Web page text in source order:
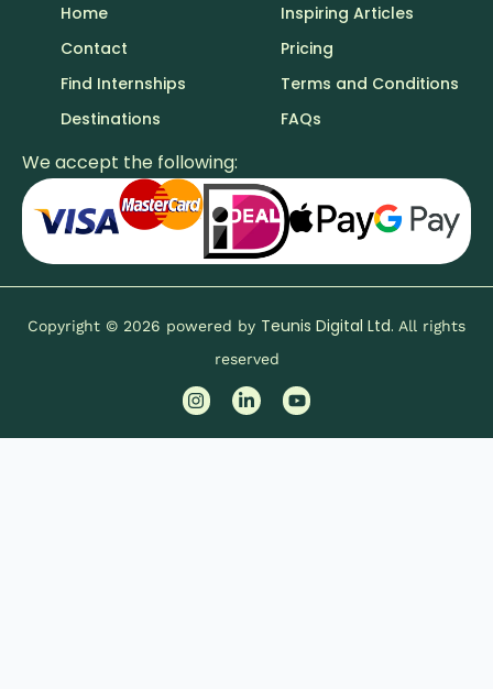
Home
Contact
Find Internships
Destinations
Inspiring Articles
Pricing
Terms and Conditions
FAQs
We accept the following:
Copyright © 2026 powered by Teunis Digital Ltd. All rights
reserved